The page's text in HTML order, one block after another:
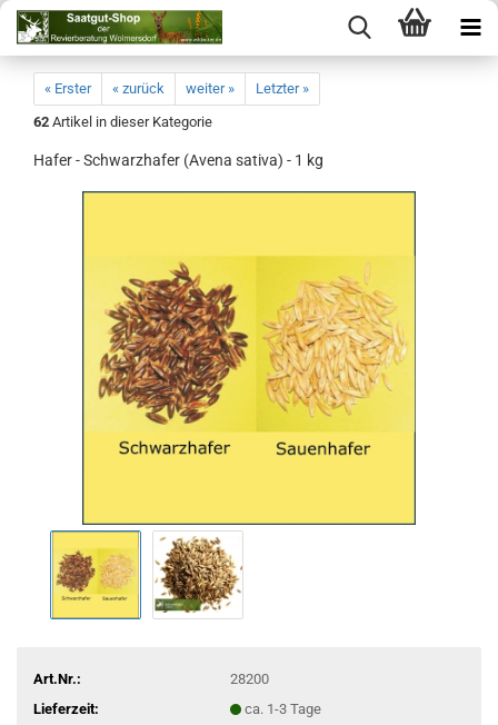
« Erster « zurück weiter »
Letzter »
62 Artikel in dieser Kategorie
Hafer - Schwarzhafer (Avena sativa) - 1 kg
Art.Nr.:
28200
Lieferzeit:
ca. 1-3 Tage